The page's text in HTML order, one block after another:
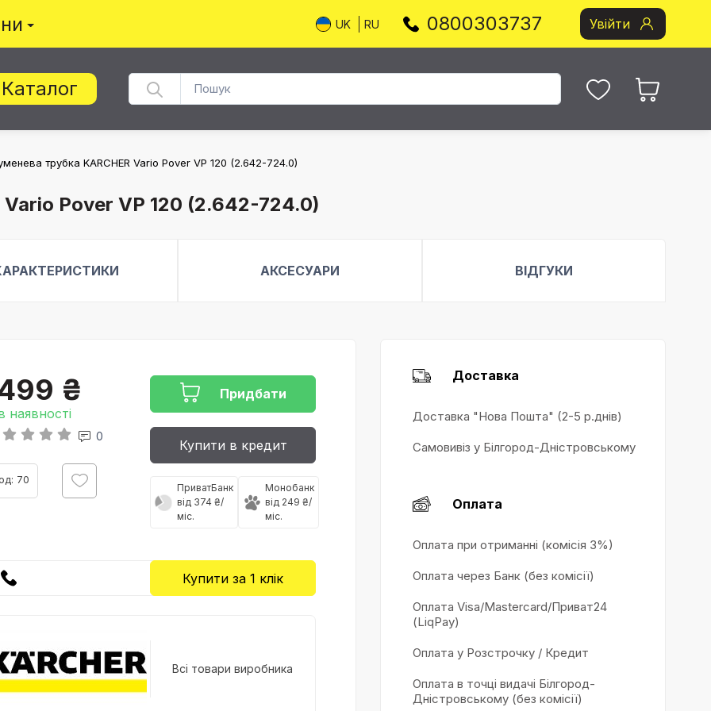
UK RU 0800303737 Увійти
Каталог
трубка KARCHER Vario Pover VP 120 (2.642-724.0)
Pover VP 120 (2.642-724.0)
АКСЕСУАРИ ВІДГУКИ
₴
наявності
Придбати
0
70
Купити в кредит
ПриватБанк
від 374 ₴/
міс.
Монобанк
від 249 ₴/
міс.
Купити за 1 клiк
Всі товари виробника
Доставка
Доставка "Нова Пошта" (2-5 р.днів)
Самовивіз у Білгород-Дністровському
Оплата
Оплата при отриманні (комісія 3%)
Оплата через Банк (без комісії)
Оплата Visa/Mastercard/Приват24
(LiqPay)
Оплата у Розстрочку / Кредит
Оплата в точці видачі Білгород-
Дністровському (без комісії)